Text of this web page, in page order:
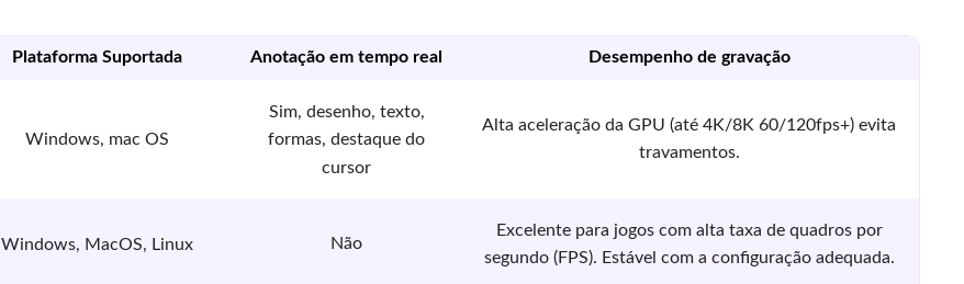
Plataforma Suportada Anotação em tempo real Desempenho de gravação
Windows, mac OS
Sim, desenho, texto,
formas, destaque do
cursor
Alta aceleração da GPU (até 4K/8K 60/120fps+) evita
travamentos.
Windows, MacOS, Linux Não
Excelente para jogos com alta taxa de quadros por
segundo (FPS). Estável com a configuração adequada.